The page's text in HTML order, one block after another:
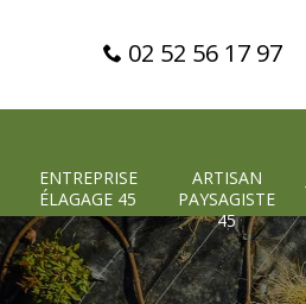
02 52 56 17 97
ENTREPRISE
ÉLAGAGE 45
ARTISAN
PAYSAGISTE
45